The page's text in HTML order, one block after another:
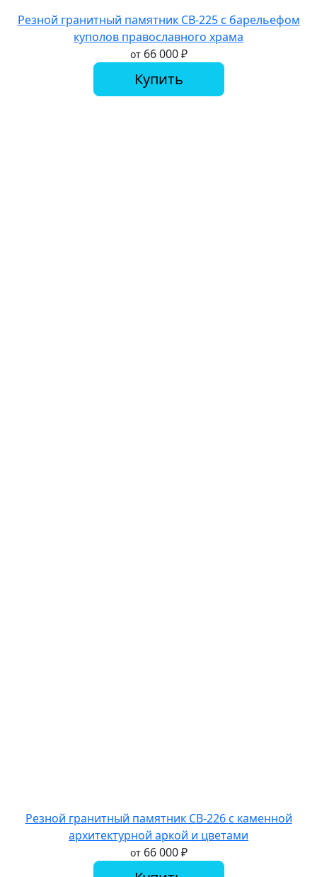
Резной гранитный памятник СВ-225 с барельефом
куполов православного храма
от 66 000₽
Купить
Резной гранитный памятник СВ-226 с каменной
архитектурной аркой и цветами
от 66 000₽